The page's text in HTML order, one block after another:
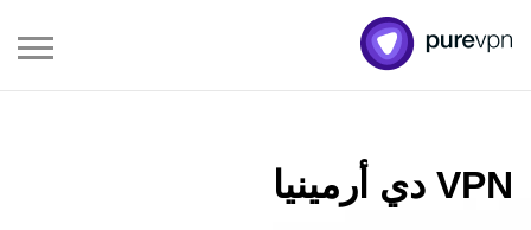
VPN دي أرمينيا